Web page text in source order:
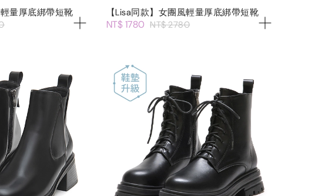
量厚底綁帶短靴 【Lisa同款】女團風輕量厚底綁帶短靴
NT$ 1780 NT$ 2780